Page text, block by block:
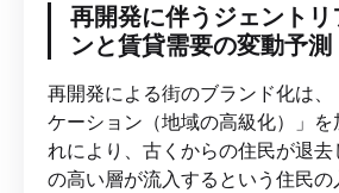
再開発に伴うジェントリ
ンと賃貸需要の変動予測
再開発による街のブランド化は、
ケーション（地域の高級化）」を
れにより、古くからの住民が退
の高い層が流入するという住民